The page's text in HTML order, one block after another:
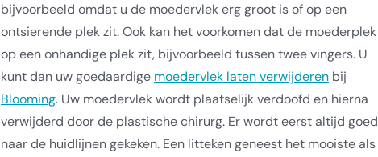
bijvoorbeeld omdat u de moedervlek erg groot is of op een
ontsierende plek zit. Ook kan het voorkomen dat de moederplek
op een onhandige plek zit, bijvoorbeeld tussen twee vingers. U
kunt dan uw goedaardige moedervlek laten verwijderen bij
Blooming. Uw moedervlek wordt plaatselijk verdoofd en hierna
verwijderd door de plastische chirurg. Er wordt eerst altijd goed
naar de huidlijnen gekeken. Een litteken geneest het mooiste als